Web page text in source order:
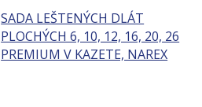
SADA LEŠTENÝCH DLÁT
PLOCHÝCH 6, 10, 12, 16, 20, 26
PREMIUM V KAZETE, NAREX